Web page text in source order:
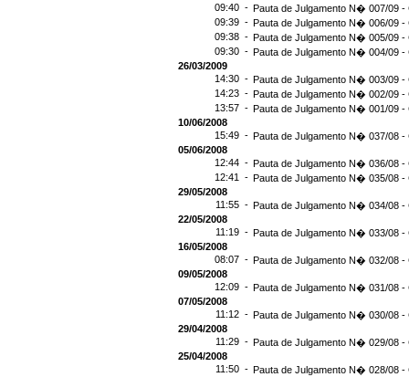
09:40 - Pauta de Julgamento N� 007/09 -
09:39 - Pauta de Julgamento N� 006/09 -
09:38 - Pauta de Julgamento N� 005/09 -
09:30 - Pauta de Julgamento N� 004/09 -
26/03/2009
14:30 - Pauta de Julgamento N� 003/09 -
14:23 - Pauta de Julgamento N� 002/09 -
13:57 - Pauta de Julgamento N� 001/09 -
10/06/2008
15:49 - Pauta de Julgamento N� 037/08 -
05/06/2008
12:44 - Pauta de Julgamento N� 036/08 -
12:41 - Pauta de Julgamento N� 035/08 -
29/05/2008
11:55 - Pauta de Julgamento N� 034/08 -
22/05/2008
11:19 - Pauta de Julgamento N� 033/08 -
16/05/2008
08:07 - Pauta de Julgamento N� 032/08 -
09/05/2008
12:09 - Pauta de Julgamento N� 031/08 -
07/05/2008
11:12 - Pauta de Julgamento N� 030/08 -
29/04/2008
11:29 - Pauta de Julgamento N� 029/08 -
25/04/2008
11:50 - Pauta de Julgamento N� 028/08 -